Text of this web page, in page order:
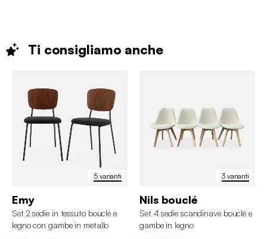
Ti consigliamo anche
5 varianti
Emy
Set 2 sedie in tessuto bouclé e
legno con gambe in metallo
3 varianti
Nils bouclé
Set 4 sedie scandinave bouclé e
gambe in legno